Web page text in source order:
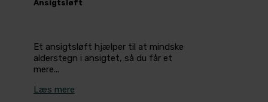
Ansigtsløft
Et ansigtsløft hjælper til at mindske
alderstegn i ansigtet, så du får et
mere...
Læs mere